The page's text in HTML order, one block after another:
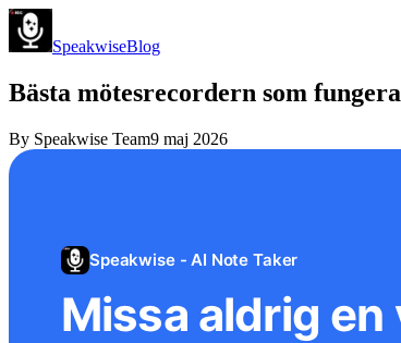
SpeakwiseBlog
Bästa mötesrecordern som
By Speakwise Team9 maj 2026
Speakwise - AI Note Taker
Missa aldrig